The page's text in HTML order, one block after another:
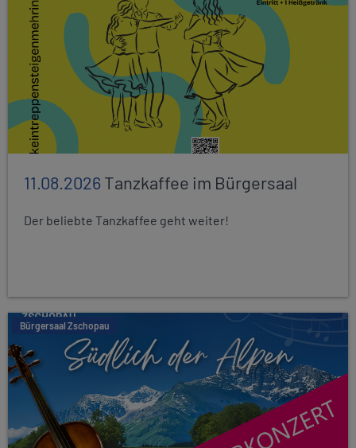
11.08.2026Tanzkaffee im Bürgersaal
Der beliebte Tanzkaffee geht weiter!
Bürgersaal Zschopau